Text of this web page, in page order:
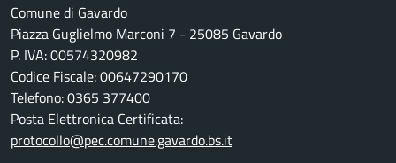
Comune di Gavardo
Piazza Guglielmo Marconi 7 - 25085 Gavardo
P. IVA: 00574320982
Codice Fiscale: 00647290170
Telefono: 0365 377400
Posta Elettronica Certificata:
protocollo@pec.comune.gavardo.bs.it